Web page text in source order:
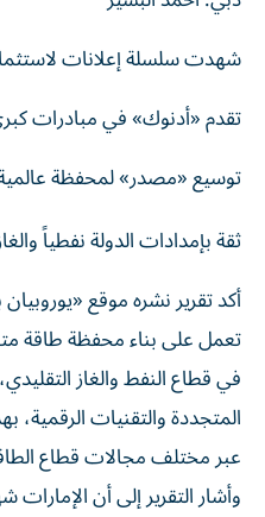
تقدم «أدنوك» في مبادرات كبرى
ثقة بإمدادات الدولة نفطياً
تعمل على بناء محفظة طاقة
في قطاع النفط والغاز
المتجددة والتقنيات الرقمية،
عبر مختلف مجالات قطاع
وأشار التقرير إلى أن الإمارات